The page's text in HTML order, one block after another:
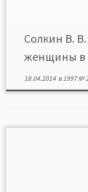
Солкин В.
женщины в
18.04.2014в1997 №